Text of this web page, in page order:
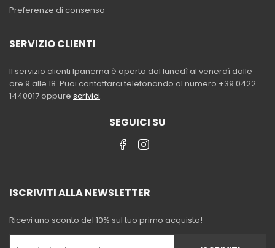
Preferenze di consenso
SERVIZIO CLIENTI
Il servizio clienti Ipanema è aperto dal lunedì al venerdì dalle
ore 9 alle 18. Puoi contattarci telefonando al numero +39 0422
1440017 oppure scrivici.
SEGUICI SU
ISCRIVITI ALLA NEWSLETTER
Ricevi uno sconto del 10% sul tuo primo acquisto!